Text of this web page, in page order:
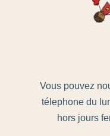
Vous pouvez
télephone du
hors jours